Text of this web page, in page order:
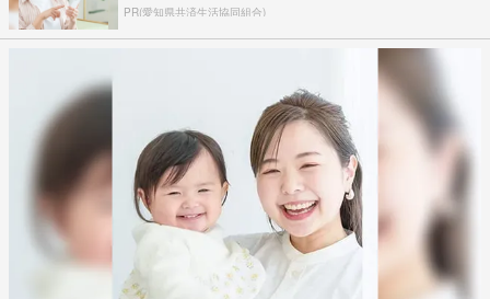
PR(愛知県共済生活協同組合)